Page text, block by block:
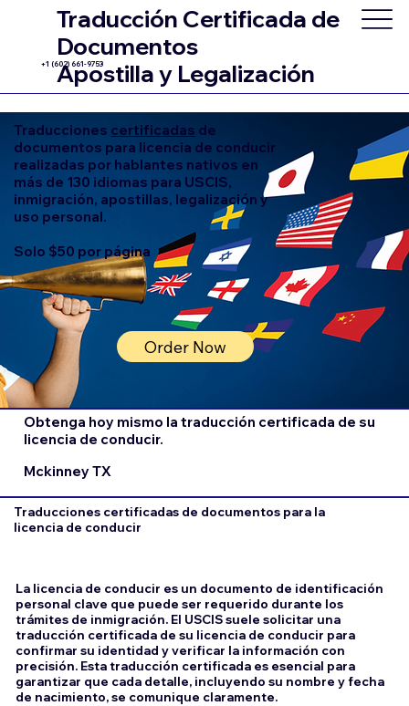
Traducción Certificada de
Documentos
Apostilla y Legalización
+1 (602) 661-9753
Traducciones certificadas de
documentos para licencia de conducir
realizadas por hablantes nativos en
más de 130 idiomas para USCIS,
inmigración, apostillas, legalización y
uso personal.
Solo $50 por página
Order Now
Obtenga hoy mismo la traducción certificada de su
licencia de conducir.
Mckinney TX
Traducciones certificadas de documentos para la
licencia de conducir
La licencia de conducir es un documento de identificación
personal clave que puede ser requerido durante los
trámites de inmigración. El USCIS suele solicitar una
traducción certificada de su licencia de conducir para
confirmar su identidad y verificar la información con
precisión. Esta traducción certificada es esencial para
garantizar que cada detalle, incluyendo su nombre y fecha
de nacimiento, se comunique claramente.